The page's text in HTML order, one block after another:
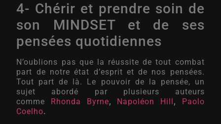
4- Chérir et prendre soin de
son MINDSET et de ses
pensées quotidiennes
N’oublions pas que la réussite de tout combat
part de notre état d’esprit et de nos pensées.
Tout part de là. Le pouvoir de la pensée, un
sujet abordé par plusieurs auteurs
comme Rhonda Byrne, Napoléon Hill, Paolo
Coelho.